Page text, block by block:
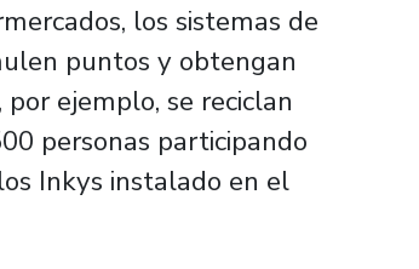
los sistemas de
puntos y obtengan
ejemplo, se reciclan
personas participando
Inkys instalado en el